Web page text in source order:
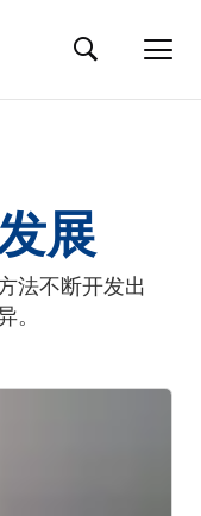
展
法不断开发出
。